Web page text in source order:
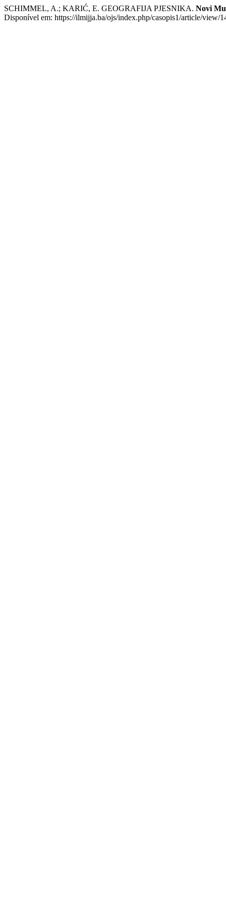
SCHIMMEL, A.; KARIĆ, E. GEOGRAFIJA PJESNIKA. Novi
Disponível em: https://ilmijja.ba/ojs/index.php/casopis1/article/view/